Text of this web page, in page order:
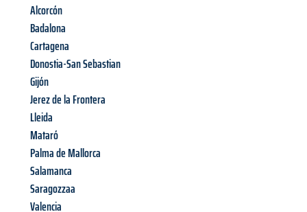
Alcorcón
Badalona
Cartagena
Donostia-San Sebastian
Gijón
Jerez de la Frontera
Lleida
Mataró
Palma de Mallorca
Salamanca
Saragozzaa
Valencia